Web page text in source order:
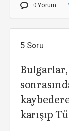
0 Yorum
5.Soru
Bulgarlar,
karışıp